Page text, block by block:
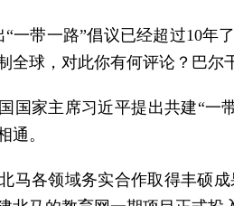
“一带一路”倡议已经超过10年
全球，对此你有何评论？巴
国家主席习近平提出共建“
通。
马各领域务实合作取得丰硕